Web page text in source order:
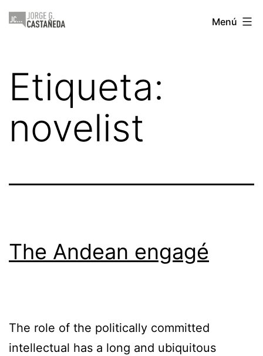
Saltar
Jorge
Menú
Etiqueta:
novelist
The Andean engagé
The role of the politically committed
intellectual has a long and ubiquitous